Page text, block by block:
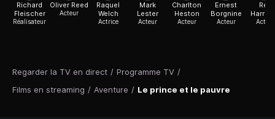
Regarder la TV en direct / Programme TV /
Films en streaming / Aventure / Le prince et le pauvre
Richard
Fleischer
Réalisateur
Oliver Reed
Acteur
Raquel
Welch
Actrice
Mark
Lester
Acteur
Charlton
Heston
Acteur
Ernest
Borgnine
Acteur
Rex
Acteur